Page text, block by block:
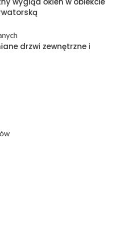
drzwi zewnętrzne i